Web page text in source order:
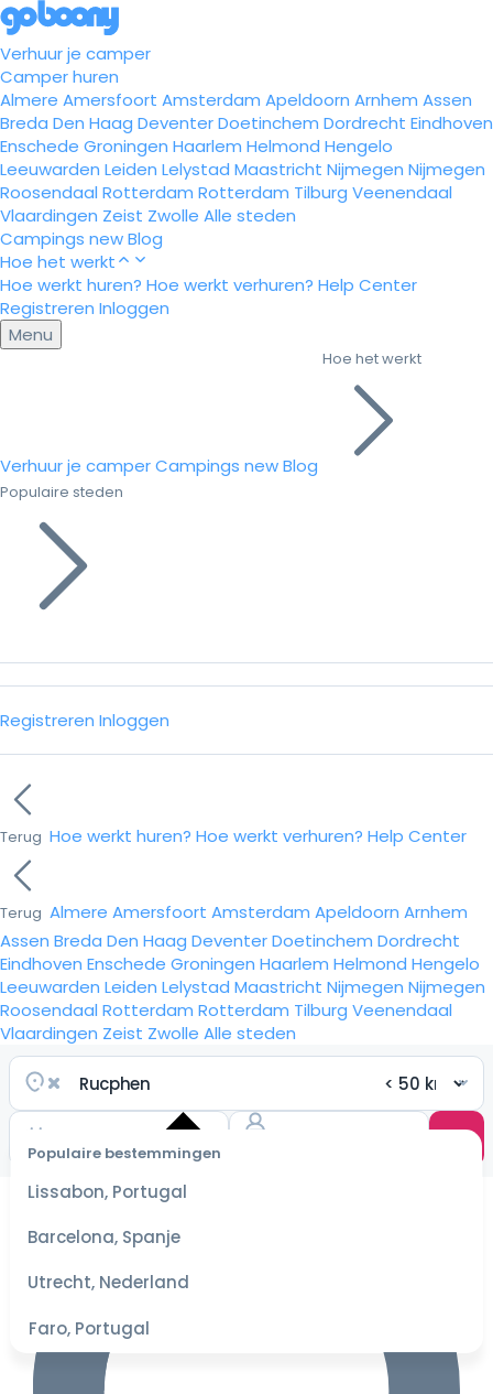
Verhuur je camper
Camper huren
Almere Amersfoort Amsterdam Apeldoorn Arnhem Assen
Breda Den Haag DeventerDoetinchem Dordrecht Eindhoven
Enschede Groningen Haarlem Helmond Hengelo
Leeuwarden Leiden Lelystad Maastricht Nijmegen Nijmegen
Roosendaal Rotterdam Rotterdam Tilburg Veenendaal
Vlaardingen Zeist Zwolle Alle steden
Campings newBlog
Hoe het werkt
Hoe werkt huren? Hoe werkt verhuren? Help Center
Registreren Inloggen
Menu
Verhuur je camperCampings newBlog
Hoe het werkt
Populaire steden
Registreren Inloggen
Terug Hoe werkt huren? Hoe werkt verhuren? Help Center
Terug Almere Amersfoort Amsterdam Apeldoorn Arnhem
Assen Breda Den Haag DeventerDoetinchem Dordrecht
Eindhoven Enschede Groningen Haarlem Helmond Hengelo
Leeuwarden Leiden Lelystad Maastricht Nijmegen Nijmegen
Roosendaal Rotterdam Rotterdam Tilburg Veenendaal
Vlaardingen Zeist Zwolle Alle steden
Populaire bestemmingen
Lissabon, Portugal
Barcelona, Spanje
Utrecht, Nederland
Faro, Portugal
Selecteer
datum
beste